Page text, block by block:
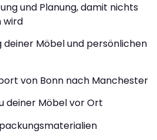
und Planung, damit nichts
wird
deiner Möbel und persönlichen
von Bonn nach Manchester
deiner Möbel vor Ort